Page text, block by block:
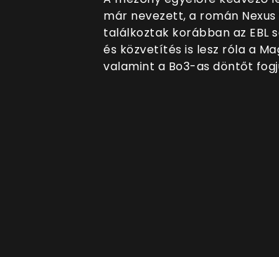
már nevezett, a román
találkoztak korábban az EBL
és közvetítés is lesz róla a
valamint a Bo3-as döntőt